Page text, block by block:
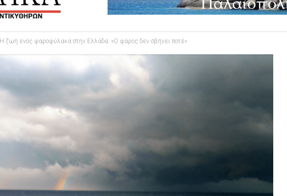
Η ζωή ενός φαροφύλακα στην Ελλάδα: «Ο φάρος δεν σβήνει ποτέ»